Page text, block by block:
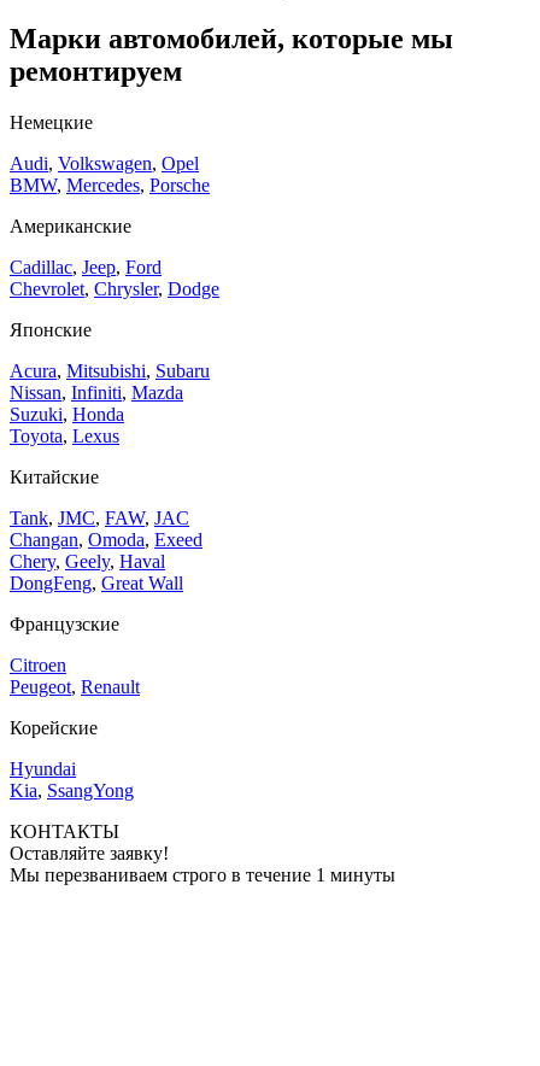
Марки автомобилей, которые мы
ремонтируем
Немецкие
Audi, Volkswagen, Opel
BMW, Mercedes, Porsche
Американские
Cadillac, Jeep, Ford
Chevrolet, Chrysler, Dodge
Японские
Acura, Mitsubishi, Subaru
Nissan, Infiniti, Mazda
Suzuki, Honda
Toyota, Lexus
Китайские
Tank, JMC, FAW, JAC
Changan, Omoda, Exeed
Chery, Geely, Haval
DongFeng, Great Wall
Французские
Citroen
Peugeot, Renault
Корейские
Hyundai
Kia, SsangYong
КОНТАКТЫ
Оставляйте заявку!
Мы перезваниваем строго в течение 1 минуты